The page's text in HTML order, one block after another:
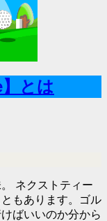
とは
ネクストティー
もあります。ゴル
ばいいのか分から